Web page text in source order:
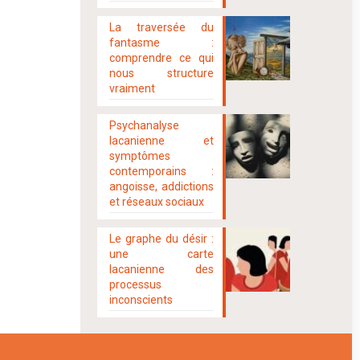
La traversée du
fantasme :
comprendre ce qui
nous structure
vraiment
Psychanalyse
lacanienne et
symptômes
contemporains :
angoisse, addictions
et réseaux sociaux
Le graphe du désir :
une carte
lacanienne des
processus
inconscients